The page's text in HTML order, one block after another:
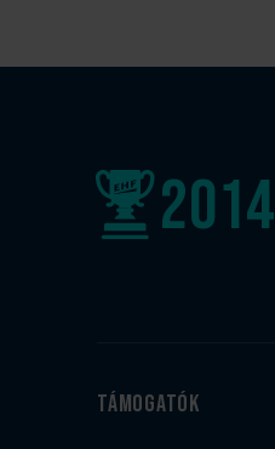
2014
Támogatók